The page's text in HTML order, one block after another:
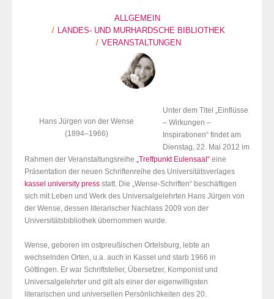
ALLGEMEIN
LANDES- UND MURHARDSCHE BIBLIOTHEK
VERANSTALTUNGEN
Hans Jürgen von der Wense
(1894–1966)
Unter dem Titel „Einflüsse
– Wirkungen –
Inspirationen“ findet am
Dienstag, 22. Mai 2012 im
Rahmen der Veranstaltungsreihe „Treffpunkt Eulensaal“ eine
Präsentation der neuen Schriftenreihe des Universitätsverlages
kassel university press statt. Die „Wense-Schriften“ beschäftigen
sich mit Leben und Werk des Universalgelehrten Hans Jürgen von
der Wense, dessen literarischer Nachlass 2009 von der
Universitätsbibliothek übernommen wurde.
Wense, geboren im ostpreußischen Ortelsburg, lebte an
wechselnden Orten, u.a. auch in Kassel und starb 1966 in
Göttingen. Er war Schriftsteller, Übersetzer, Komponist und
Universalgelehrter und gilt als einer der eigenwilligsten
literarischen und universellen Persönlichkeiten des 20.